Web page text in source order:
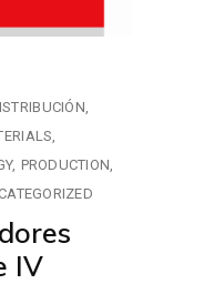
PRODUCTION
IV